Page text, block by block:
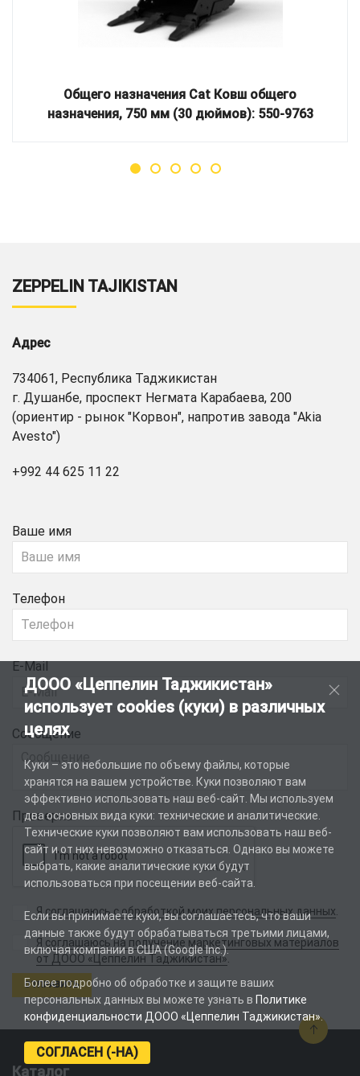
Общего назначения Cat Ковш общего
назначения, 750 мм (30 дюймов): 550-9763
ZEPPELIN TAJIKISTAN
Адрес
734061, Республика Таджикистан
г. Душанбе, проспект Негмата Карабаева, 200
(ориентир - рынок "Корвон", напротив завода "Akia
Avesto")
+992 44 625 11 22
Ваше имя
Телефон
E-Mail
Сообщение
Проверка
Я соглашаюсь с обработкой моих персональных данных
Я соглашаюсь на получение маркетинговых материалов
от ДООО «Цеппелин Таджикистан».
Каталог
ДООО «Цеппелин Таджикистан»
использует cookies (куки) в различных
целях
Куки – это небольшие по объему файлы, которые
хранятся на вашем устройстве. Куки позволяют вам
эффективно использовать наш веб-сайт. Мы используем
два основных вида куки: технические и аналитические.
Технические куки позволяют вам использовать наш веб-
сайт и от них невозможно отказаться. Однако вы можете
выбрать, какие аналитические куки будут
использоваться при посещении веб-сайта.
Если вы принимаете куки, вы соглашаетесь, что ваши
данные также будут обрабатываться третьими лицами,
включая компании в США (Google Inc.).
Более подробно об обработке и защите ваших
персональных данных вы можете узнать в Политике
конфиденциальности ДООО «Цеппелин Таджикистан».
СОГЛАСЕН (-НА)